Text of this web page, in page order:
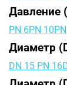
Давление
PN 6PN 10
Диаметр
DN 15 PN 16